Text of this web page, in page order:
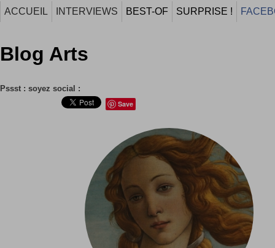
ACCUEIL INTERVIEWS BEST-OF SURPRISE !
Blog Arts
Pssst : soyez social :
Save